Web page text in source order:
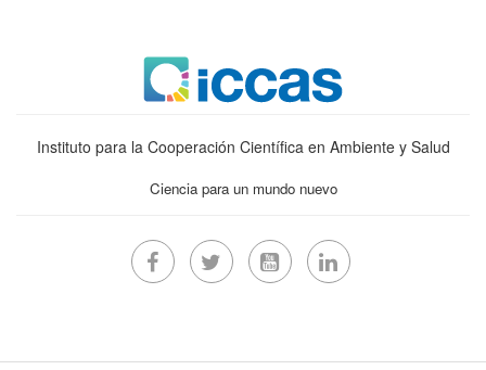
Instituto para la Cooperación Científica en Ambiente y Salud
Ciencia para un mundo nuevo